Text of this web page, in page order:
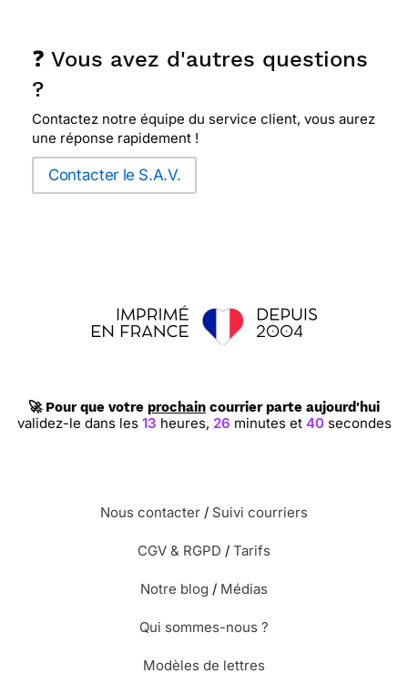
❓ Vous avez d'autres questions
?
Contactez notre équipe du service client, vous aurez
une réponse rapidement !
Contacter le S.A.V.
🚀 Pour que votre prochain courrier parte aujourd'hui
validez-le dans les 13 heures, 26 minutes et 39secondes
Nous contacter / Suivi courriers
CGV & RGPD / Tarifs
Notre blog / Médias
Qui sommes-nous ?
Modèles de lettres